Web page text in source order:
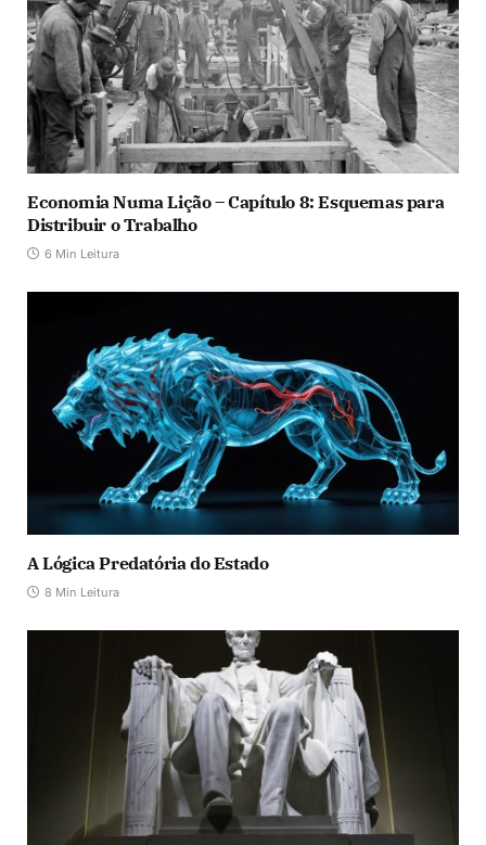
Economia Numa Lição – Capítulo 8: Esquemas para
Distribuir o Trabalho
6 Min Leitura
A Lógica Predatória do Estado
8 Min Leitura